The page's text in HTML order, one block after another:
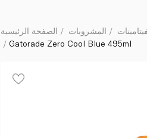
الصفحة الرئيسية المشروبات
Gatorade Zero Cool Blue 495ml